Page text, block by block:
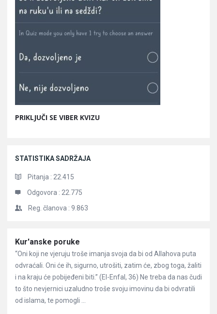
PRIKLJUČI SE VIBER KVIZU
STATISTIKA SADRŽAJA
Pitanja : 22.415
Odgovora : 22.775
Reg. članova : 9.863
Članci
Kur'anske poruke
“Oni koji ne vjeruju troše imanja svoja da bi od Allahova puta
odvraćali. Oni će ih, sigurno, utrošiti, zatim će, zbog toga, žaliti
i na kraju će pobijeđeni biti.” (El-Enfal, 36) Ne treba da nas čudi
to što nevjernici uzaludno troše svoju imovinu da bi odvratili
od islama, te pomogli ...